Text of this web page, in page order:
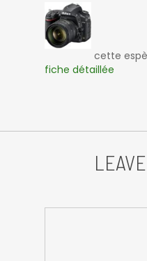
cette
fiche détaillée